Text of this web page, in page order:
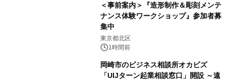
＜事前案内＞『造形制作＆彫刻メンテ
ナンス体験ワークショップ』参加者募
集中
東京都北区
1時間前
岡崎市のビジネス相談所オカビズ
「UIJターン起業相談窓口」開設 ～遠